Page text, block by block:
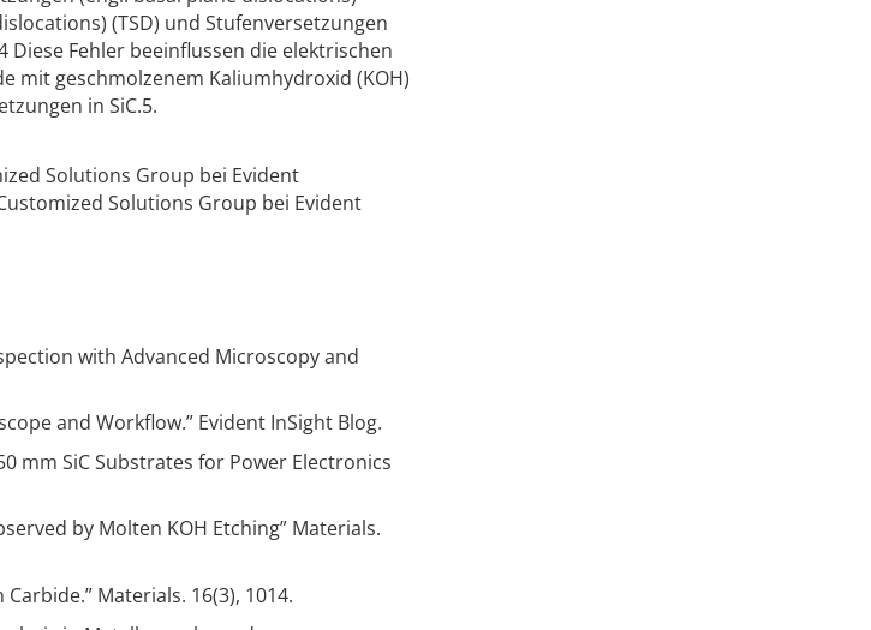
(TSD) und Stufenversetzungen
Diese Fehler beeinflussen die elektrischen
mit geschmolzenem Kaliumhydroxid (KOH)
in SiC.5.
Solutions Group bei Evident
Solutions Group bei Evident
with Advanced Microscopy and
and Workflow.” Evident InSight Blog.
mm SiC Substrates for Power Electronics
by Molten KOH Etching” Materials.
Materials. 16(3), 1014.